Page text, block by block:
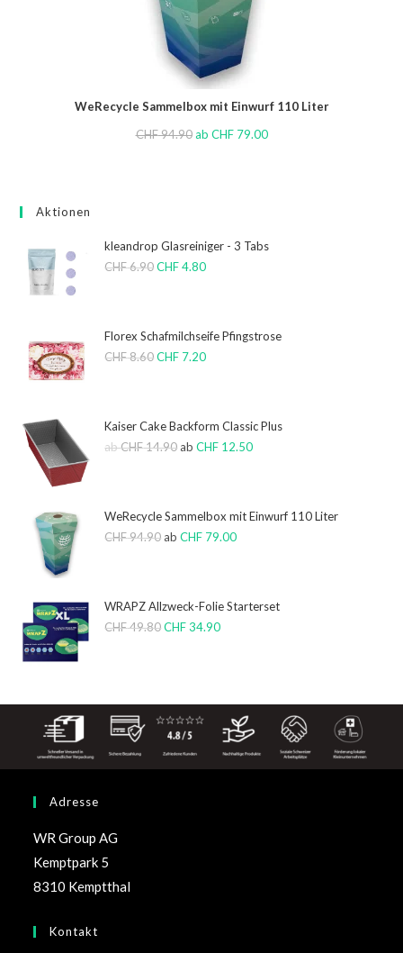
WeRecycle Sammelbox mit Einwurf 110 Liter
CHF94.90 ab CHF79.00
Aktionen
kleandrop Glasreiniger - 3 Tabs
CHF6.90 CHF4.80
Florex Schafmilchseife Pfingstrose
CHF8.60 CHF 7.20
Kaiser Cake Backform Classic Plus
abCHF14.90 abCHF 12.50
WeRecycle Sammelbox mit Einwurf 110 Liter
CHF94.90 abCHF 79.00
WRAPZ Allzweck-Folie Starterset
CHF49.80 CHF34.90
Adresse
WR Group AG
Kemptpark 5
8310 Kemptthal
Kontakt